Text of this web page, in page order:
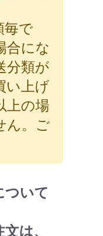
毎で
合にな
分類が
い上げ
上の場
ん。ご
ついて
は、